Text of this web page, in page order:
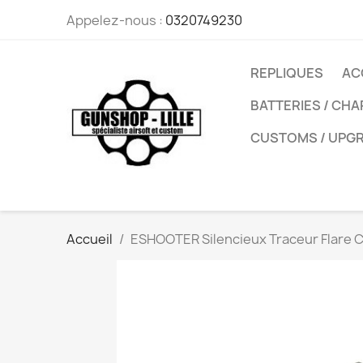
Appelez-nous : 0320749230
REPLIQUES
BATTERIES /
CUSTOMS /
Accueil ESHOOTER Silencieux Traceur Flare